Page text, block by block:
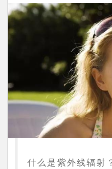
什么是紫外线辐射